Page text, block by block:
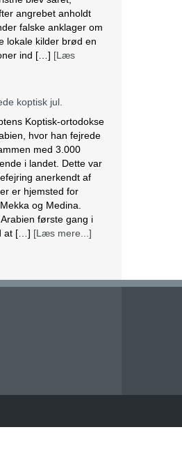
angrebet anholdt
falske anklager om
lokale kilder brød en
ind […] [Læs
koptisk jul.
Koptisk-ortodokse
hvor han fejrede
med 3.000
i landet. Dette var
anerkendt af
er hjemsted for
og Medina.
første gang i
at […] [Læs mere...]
mere...]
med Israel og USA